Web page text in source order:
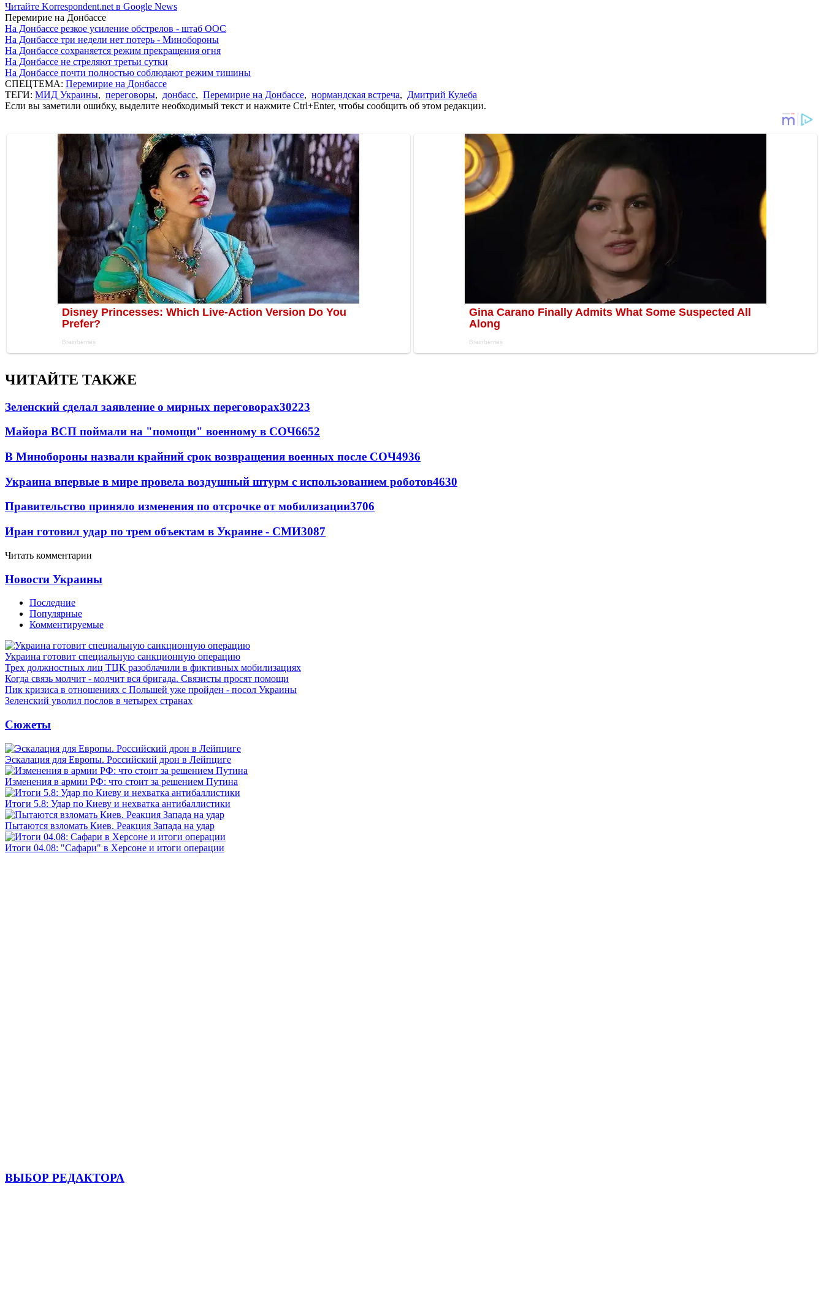
Читайте Korrespondent.net в Google News
Перемирие на Донбассе
На Донбассе резкое усиление обстрелов - штаб ООС
На Донбассе три недели нет потерь - Минобороны
На Донбассе сохраняется режим прекращения огня
На Донбассе не стреляют третьи сутки
На Донбассе почти полностью соблюдают режим тишины
СПЕЦТЕМА: Перемирие на Донбассе
ТЕГИ: МИД Украины, переговоры, донбасс, Перемирие на Донбассе, нормандская встреча, Дмитрий Кулеба
Если вы заметили ошибку, выделите необходимый текст и нажмите Ctrl+Enter, чтобы сообщить об этом редакции.
ЧИТАЙТЕ ТАКЖЕ
Зеленский сделал заявление о мирных переговорах30223
Майора ВСП поймали на "помощи" военному в СОЧ6652
В Минобороны назвали крайний срок возвращения военных после СОЧ4936
Украина впервые в мире провела воздушный штурм с использованием роботов4630
Правительство приняло изменения по отсрочке от мобилизации3706
Иран готовил удар по трем объектам в Украине - СМИ3087
Читать комментарии
Новости Украины
Последние
Популярные
Комментируемые
Украина готовит специальную санкционную операцию
Трех должностных лиц ТЦК разоблачили в фиктивных мобилизациях
Когда связь молчит - молчит вся бригада. Связисты просят помощи
Пик кризиса в отношениях с Польшей уже пройден - посол Украины
Зеленский уволил послов в четырех странах
Сюжеты
Эскалация для Европы. Российский дрон в Лейпциге
Изменения в армии РФ: что стоит за решением Путина
Итоги 5.8: Удар по Киеву и нехватка антибаллистики
Пытаются взломать Киев. Реакция Запада на удар
Итоги 04.08: "Сафари" в Херсоне и итоги операции
ВЫБОР РЕДАКТОРА